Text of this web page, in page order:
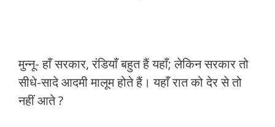
मुन्नू- हाँ सरकार, रंडियाँ बहुत हैं यहाँ; लेकिन सरकार तो
सीधे-सादे आदमी मालूम होते हैं। यहाँ रात को देर से तो
नहीं आते ?